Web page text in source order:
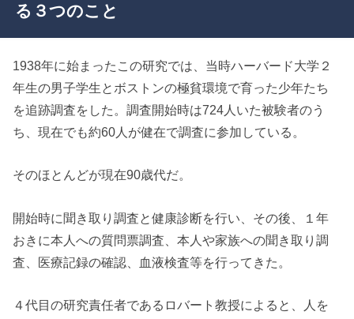
る３つのこと
1938年に始まったこの研究では、当時ハーバード大学２
年生の男子学生とボストンの極貧環境で育った少年たち
を追跡調査をした。調査開始時は724人いた被験者のう
ち、現在でも約60人が健在で調査に参加している。
そのほとんどが現在90歳代だ。
開始時に聞き取り調査と健康診断を行い、その後、１年
おきに本人への質問票調査、本人や家族への聞き取り調
査、医療記録の確認、血液検査等を行ってきた。
４代目の研究責任者であるロバート教授によると、人を